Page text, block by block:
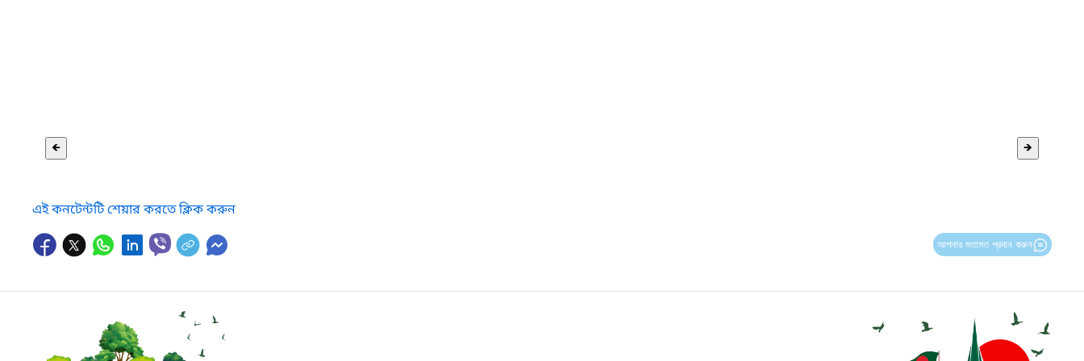
🡸 🡺
এই কনটেন্টটি শেয়ার করতে ক্লিক করুন
আপনার মতামত প্রদান করুন